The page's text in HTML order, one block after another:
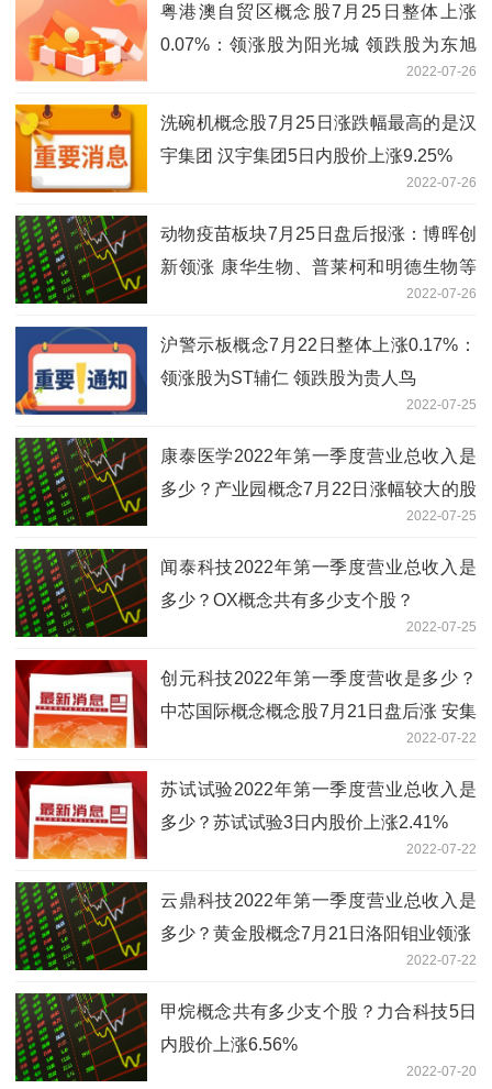
粤港澳自贸区概念股7月25日整体上涨
0.07%：领涨股为阳光城 领跌股为东旭
2022-07-26
洗碗机概念股7月25日涨跌幅最高的是汉
宇集团 汉宇集团5日内股价上涨9.25%
2022-07-26
动物疫苗板块7月25日盘后报涨：博晖创
新领涨 康华生物、普莱柯和明德生物等
2022-07-26
沪警示板概念7月22日整体上涨0.17%：
领涨股为ST辅仁 领跌股为贵人鸟
2022-07-25
康泰医学2022年第一季度营业总收入是
多少？产业园概念7月22日涨幅较大的股
2022-07-25
闻泰科技2022年第一季度营业总收入是
多少？OX概念共有多少支个股？
2022-07-25
创元科技2022年第一季度营收是多少？
中芯国际概念概念股7月21日盘后涨 安集
2022-07-22
苏试试验2022年第一季度营业总收入是
多少？苏试试验3日内股价上涨2.41%
2022-07-22
云鼎科技2022年第一季度营业总收入是
多少？黄金股概念7月21日洛阳钼业领涨
2022-07-22
甲烷概念共有多少支个股？力合科技5日
内股价上涨6.56%
2022-07-20